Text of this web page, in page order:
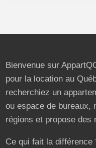
Bienvenue sur
pour la location au
recherchiez un
ou espace de bureaux,
régions et propose des
Ce qui fait la différence